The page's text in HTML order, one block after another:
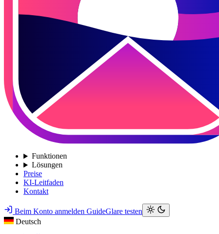
Funktionen
Lösungen
Preise
KI-Leitfaden
Kontakt
Beim Konto anmelden GuideGlare testen
Deutsch